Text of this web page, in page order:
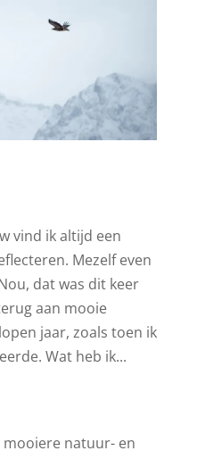
vind ik altijd een
Mezelf even
dat was dit keer
aan mooie
jaar, zoals toen ik
Wat heb ik...
natuur- en